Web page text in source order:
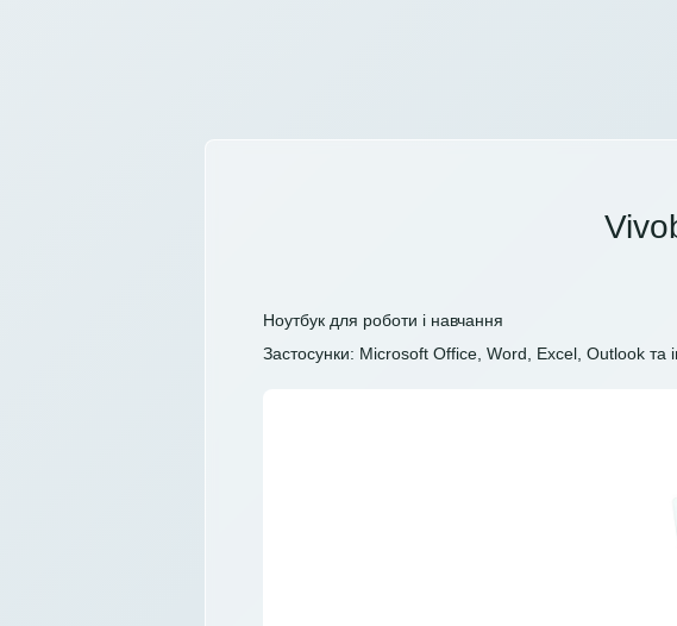
Ноутбук для роботи і навчання
Застосунки: Microsoft Office, Word, Excel, Outlook та